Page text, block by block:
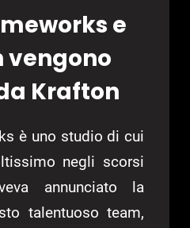
e
vengono
Krafton
è uno studio di cui
negli scorsi
annunciato la
talentuoso team,